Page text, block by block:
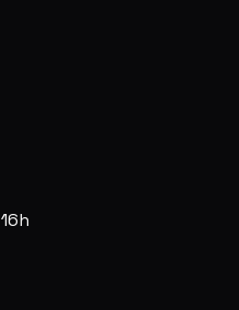
16h